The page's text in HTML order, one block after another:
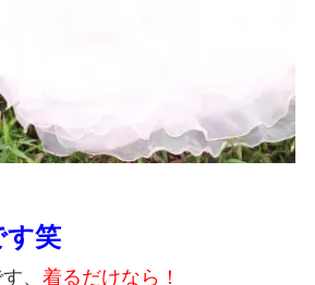
す笑
、 着るだけなら！